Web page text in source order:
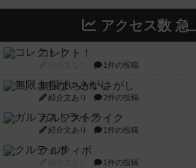
アクセス数 急
コレクト！
1件の投稿
無限まちがいさがし
紹介文あり 2件の投稿
ガルフストライク
紹介文あり 1件の投稿
クルティボ
1件の投稿